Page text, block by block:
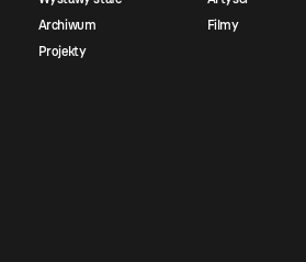
Archiwum
Projekty
Filmy